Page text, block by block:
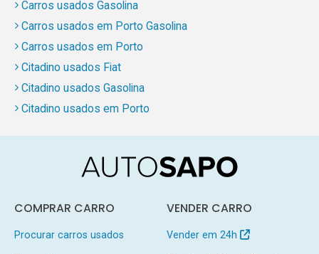
Carros usados Gasolina
Carros usados em Porto Gasolina
Carros usados em Porto
Citadino usados Fiat
Citadino usados Gasolina
Citadino usados em Porto
COMPRAR CARRO
Procurar carros usados
VENDER CARRO
Vender em 24h